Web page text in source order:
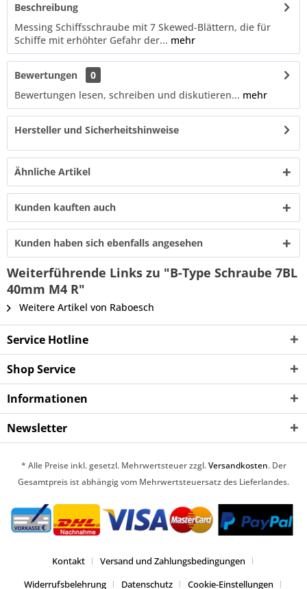
Beschreibung
Messing Schiffsschraube mit 7 Skewed-Blättern, die für
Schiffe mit erhöhter Gefahr der... mehr
Bewertungen
0
Bewertungen lesen, schreiben und diskutieren... mehr
Hersteller und Sicherheitshinweise
Ähnliche Artikel
Kunden kauften auch
Kunden haben sich ebenfalls angesehen
Weiterführende Links zu "B-Type Schraube 7BL
40mm M4 R"
Weitere Artikel von Raboesch
Service Hotline
Shop Service
Informationen
Newsletter
* Alle Preise inkl. gesetzl. Mehrwertsteuer zzgl.Versandkosten. Der
Gesamtpreis ist abhängig vom Mehrwertsteuersatz des Lieferlandes.
Kontakt
Versand und Zahlungsbedingungen
Widerrufsbelehrung
Datenschutz Cookie-Einstellungen